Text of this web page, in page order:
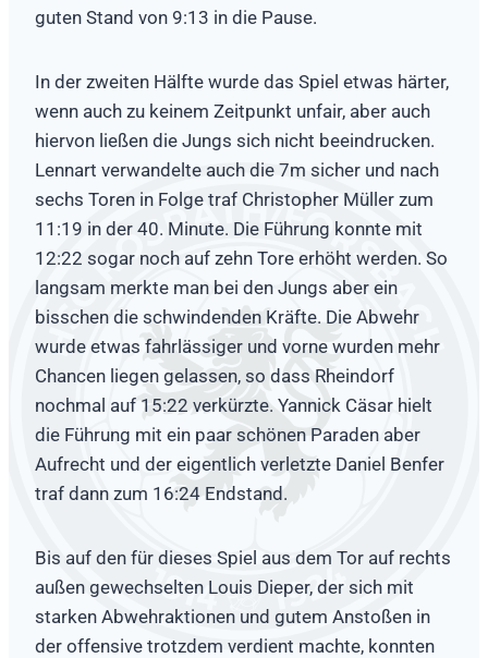
guten Stand von 9:13 in die Pause.
In der zweiten Hälfte wurde das Spiel etwas härter,
wenn auch zu keinem Zeitpunkt unfair, aber auch
hiervon ließen die Jungs sich nicht beeindrucken.
Lennart verwandelte auch die 7m sicher und nach
sechs Toren in Folge traf Christopher Müller zum
11:19 in der 40. Minute. Die Führung konnte mit
12:22 sogar noch auf zehn Tore erhöht werden. So
langsam merkte man bei den Jungs aber ein
bisschen die schwindenden Kräfte. Die Abwehr
wurde etwas fahrlässiger und vorne wurden mehr
Chancen liegen gelassen, so dass Rheindorf
nochmal auf 15:22 verkürzte. Yannick Cäsar hielt
die Führung mit ein paar schönen Paraden aber
Aufrecht und der eigentlich verletzte Daniel Benfer
traf dann zum 16:24 Endstand.
Bis auf den für dieses Spiel aus dem Tor auf rechts
außen gewechselten Louis Dieper, der sich mit
starken Abwehraktionen und gutem Anstoßen in
der offensive trotzdem verdient machte, konnten